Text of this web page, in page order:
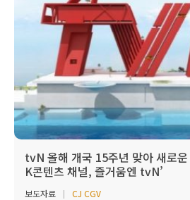
tvN 올해 개국 15주년 맞아 새로
K콘텐츠 채널, 즐거움엔 tvN’
보도자료
CJ CGV